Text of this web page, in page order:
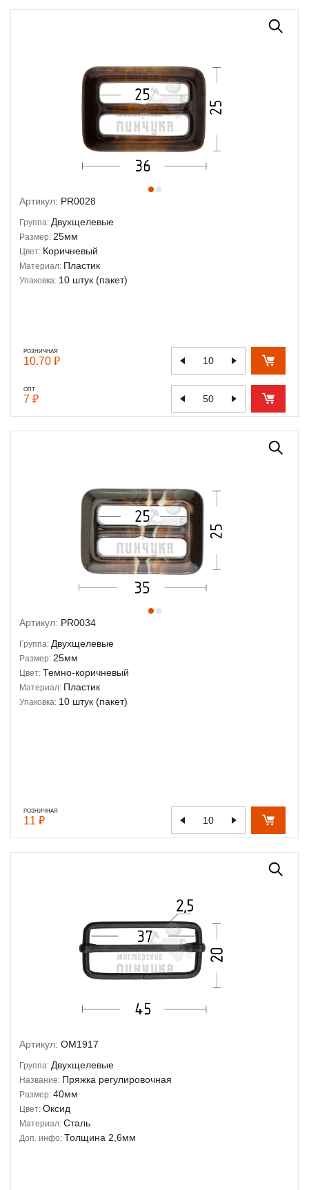
Артикул: PR0028
Группа: Двухщелевые
Размер: 25мм
Цвет: Коричневый
Материал: Пластик
Упаковка: 10 штук (пакет)
РОЗНИЧНАЯ
10.70 ₽
ОПТ
7 ₽
Артикул: PR0034
Группа: Двухщелевые
Размер: 25мм
Цвет: Темно-коричневый
Материал: Пластик
Упаковка: 10 штук (пакет)
РОЗНИЧНАЯ
11 ₽
Артикул: OM1917
Группа: Двухщелевые
Название: Пряжка регулировочная
Размер: 40мм
Цвет: Оксид
Материал: Сталь
Доп. инфо: Толщина 2,6мм